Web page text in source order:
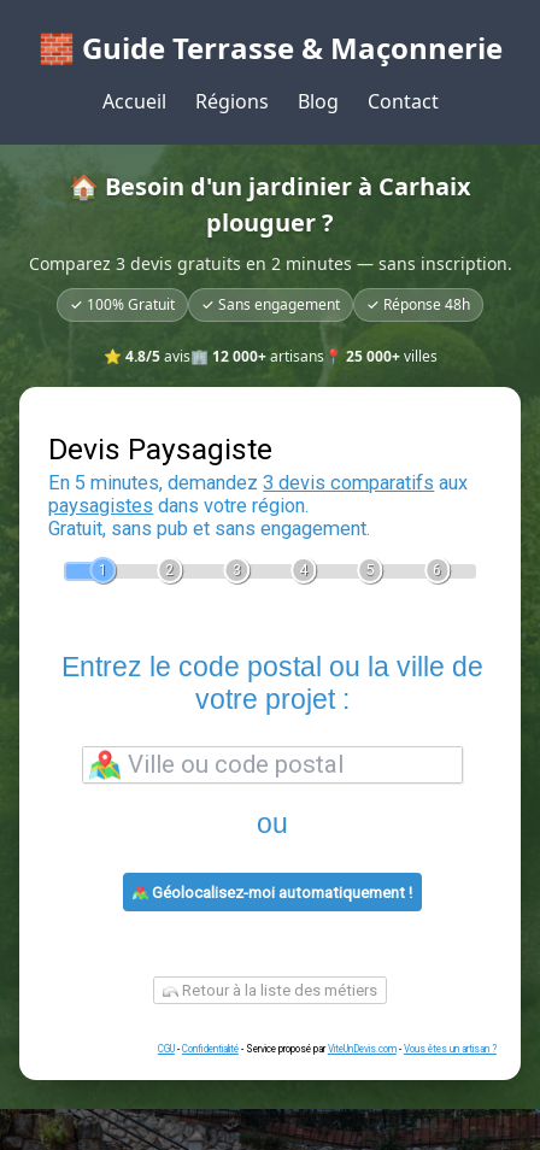
🧱 Guide Terrasse & Maçonnerie
Accueil Régions Blog Contact
🏠 Besoin d'un jardinier à Carhaix
plouguer ?
Comparez 3 devis gratuits en 2 minutes — sans inscription.
✓ 100% Gratuit ✓ Sans engagement ✓ Réponse 48h
⭐ 4.8/5avis🏢 12 000+artisans📍 25 000+villes
Devis Paysagiste
En 5 minutes, demandez3 devis comparatifs
2 3
Entrez le code postal ou la
ou